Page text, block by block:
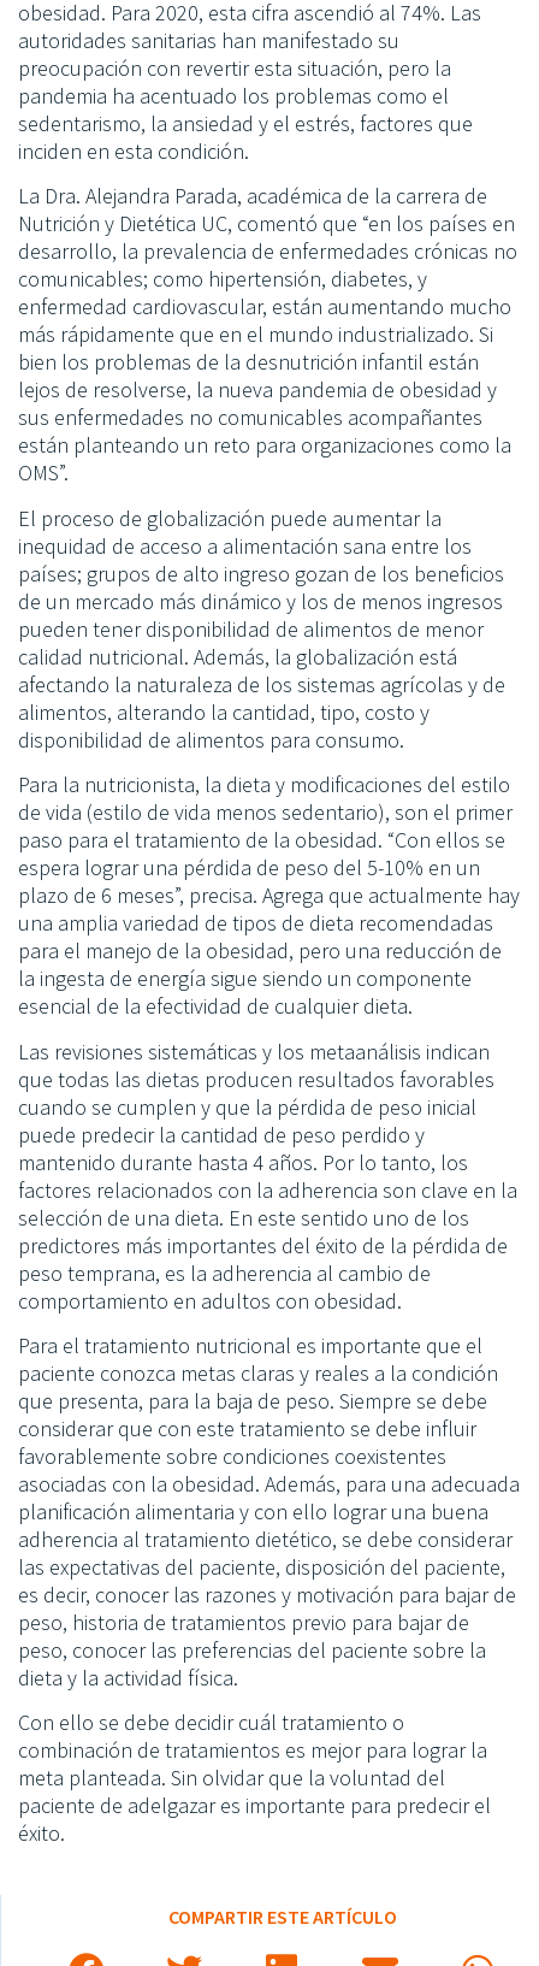
obesidad. Para 2020, esta cifra ascendió al 74%. Las
autoridades sanitarias han manifestado su
preocupación con revertir esta situación, pero la
pandemia ha acentuado los problemas como el
sedentarismo, la ansiedad y el estrés, factores que
inciden en esta condición.
La Dra. Alejandra Parada, académica de la carrera de
Nutrición y Dietética UC, comentó que “en los países en
desarrollo, la prevalencia de enfermedades crónicas no
comunicables; como hipertensión, diabetes, y
enfermedad cardiovascular, están aumentando mucho
más rápidamente que en el mundo industrializado. Si
bien los problemas de la desnutrición infantil están
lejos de resolverse, la nueva pandemia de obesidad y
sus enfermedades no comunicables acompañantes
están planteando un reto para organizaciones como la
OMS”.
El proceso de globalización puede aumentar la
inequidad de acceso a alimentación sana entre los
países; grupos de alto ingreso gozan de los beneficios
de un mercado más dinámico y los de menos ingresos
pueden tener disponibilidad de alimentos de menor
calidad nutricional. Además, la globalización está
afectando la naturaleza de los sistemas agrícolas y de
alimentos, alterando la cantidad, tipo, costo y
disponibilidad de alimentos para consumo.
Para la nutricionista, la dieta y modificaciones del estilo
de vida (estilo de vida menos sedentario), son el primer
paso para el tratamiento de la obesidad. “Con ellos se
espera lograr una pérdida de peso del 5-10% en un
plazo de 6 meses”, precisa. Agrega que actualmente hay
una amplia variedad de tipos de dieta recomendadas
para el manejo de la obesidad, pero una reducción de
la ingesta de energía sigue siendo un componente
esencial de la efectividad de cualquier dieta.
Las revisiones sistemáticas y los metaanálisis indican
que todas las dietas producen resultados favorables
cuando se cumplen y que la pérdida de peso inicial
puede predecir la cantidad de peso perdido y
mantenido durante hasta 4 años. Por lo tanto, los
factores relacionados con la adherencia son clave en la
selección de una dieta. En este sentido uno de los
predictores más importantes del éxito de la pérdida de
peso temprana, es la adherencia al cambio de
comportamiento en adultos con obesidad.
Para el tratamiento nutricional es importante que el
paciente conozca metas claras y reales a la condición
que presenta, para la baja de peso. Siempre se debe
considerar que con este tratamiento se debe influir
favorablemente sobre condiciones coexistentes
asociadas con la obesidad. Además, para una adecuada
planificación alimentaria y con ello lograr una buena
adherencia al tratamiento dietético, se debe considerar
las expectativas del paciente, disposición del paciente,
es decir, conocer las razones y motivación para bajar de
peso, historia de tratamientos previo para bajar de
peso, conocer las preferencias del paciente sobre la
dieta y la actividad física.
Con ello se debe decidir cuál tratamiento o
combinación de tratamientos es mejor para lograr la
meta planteada. Sin olvidar que la voluntad del
paciente de adelgazar es importante para predecir el
éxito.
COMPARTIR ESTE ARTÍCULO